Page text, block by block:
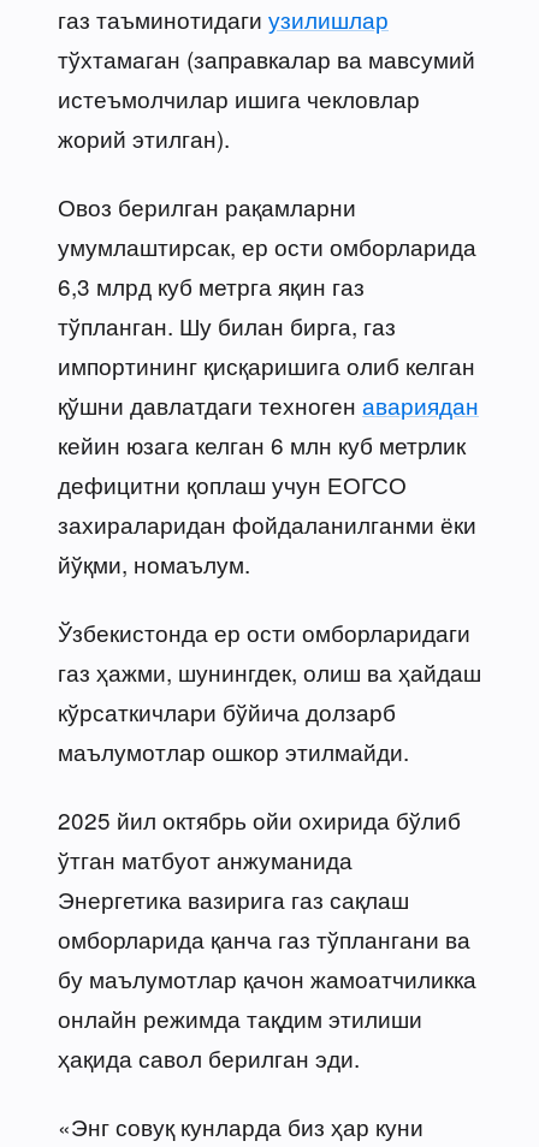
газ таъминотидаги узилишлар
тўхтамаган (заправкалар ва мавсумий
истеъмолчилар ишига чекловлар
жорий этилган).
Овоз берилган рақамларни
умумлаштирсак, ер ости омборларида
6,3 млрд куб метрга яқин газ
тўпланган. Шу билан бирга, газ
импортининг қисқаришига олиб келган
қўшни давлатдаги техноген авариядан
кейин юзага келган 6 млн куб метрлик
дефицитни қоплаш учун ЕОГСО
захираларидан фойдаланилганми ёки
йўқми, номаълум.
Ўзбекистонда ер ости омборларидаги
газ ҳажми, шунингдек, олиш ва ҳайдаш
кўрсаткичлари бўйича долзарб
маълумотлар ошкор этилмайди.
2025 йил октябрь ойи охирида бўлиб
ўтган матбуот анжуманида
Энергетика вазирига газ сақлаш
омборларида қанча газ тўплангани ва
бу маълумотлар қачон жамоатчиликка
онлайн режимда тақдим этилиши
ҳақида савол берилган эди.
«Энг совуқ кунларда биз ҳар куни